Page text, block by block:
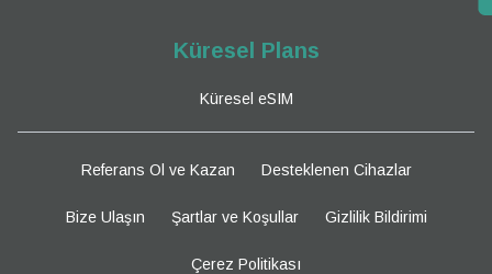
Küresel Plans
Küresel eSIM
Referans Ol ve Kazan Desteklenen Cihazlar
Bize Ulaşın Şartlar ve Koşullar Gizlilik Bildirimi
Çerez Politikası